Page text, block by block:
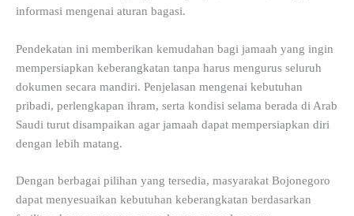
informasi mengenai aturan bagasi.
Pendekatan ini memberikan kemudahan bagi jamaah yang ingin
mempersiapkan keberangkatan tanpa harus mengurus seluruh
dokumen secara mandiri. Penjelasan mengenai kebutuhan
pribadi, perlengkapan ihram, serta kondisi selama berada di Arab
Saudi turut disampaikan agar jamaah dapat mempersiapkan diri
dengan lebih matang.
Dengan berbagai pilihan yang tersedia, masyarakat Bojonegoro
dapat menyesuaikan kebutuhan keberangkatan berdasarkan